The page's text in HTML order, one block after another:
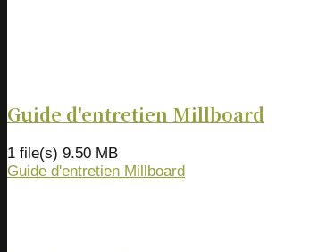
Guide d'entretien Millboard
1 file(s) 9.50 MB
Guide d'entretien Millboard